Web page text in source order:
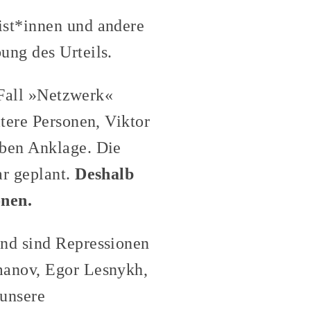
und andere
des Urteils.
»Netzwerk«
Personen, Viktor
Anklage. Die
geplant.Deshalb
sind Repressionen
Egor Lesnykh,